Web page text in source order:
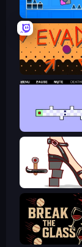
Evade
Kakato Otoshi
Break the Glass